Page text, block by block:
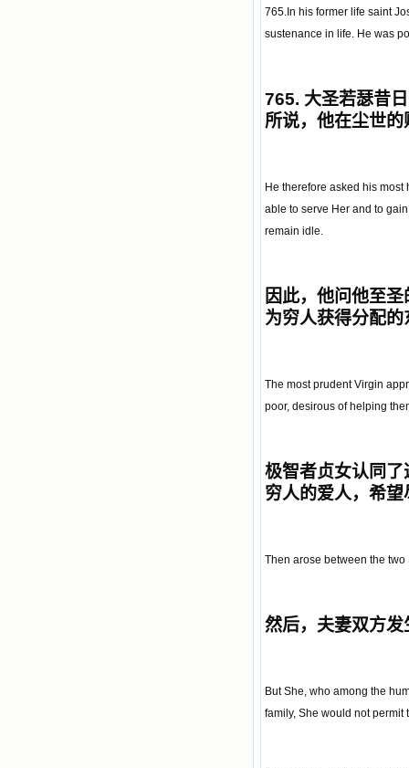
765.In his former life saint
sustenance in life. He was
765. 大圣若瑟昔
所说，他在尘世
He therefore asked his
able to serve Her and to
remain idle.
因此，他问他至
为穷人获得分配
The most prudent Virgin
poor, desirous of helping
极智者贞女认同
穷人的爱人，希
Then arose between the
然后，夫妻双方
But She, who among the
family, She would not permit